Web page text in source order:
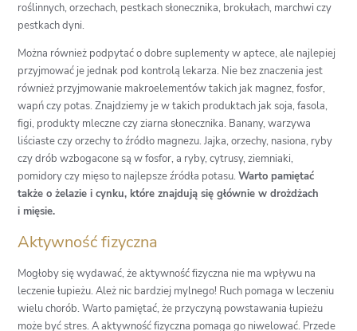
roślinnych, orzechach, pestkach słonecznika, brokułach, marchwi czy
pestkach dyni.
Można również podpytać o dobre suplementy w aptece, ale najlepiej
przyjmować je jednak pod kontrolą lekarza. Nie bez znaczenia jest
również przyjmowanie makroelementów takich jak magnez, fosfor,
wapń czy potas. Znajdziemy je w takich produktach jak soja, fasola,
figi, produkty mleczne czy ziarna słonecznika. Banany, warzywa
liściaste czy orzechy to źródło magnezu. Jajka, orzechy, nasiona, ryby
czy drób wzbogacone są w fosfor, a ryby, cytrusy, ziemniaki,
pomidory czy mięso to najlepsze źródła potasu.Warto pamiętać
także o żelazie i cynku, które znajdują się głównie w drożdżach
i mięsie.
Aktywność fizyczna
Mogłoby się wydawać, że aktywność fizyczna nie ma wpływu na
leczenie łupieżu. Ależ nic bardziej mylnego! Ruch pomaga w leczeniu
wielu chorób. Warto pamiętać, że przyczyną powstawania łupieżu
może być stres. A aktywność fizyczna pomaga go niwelować. Przede